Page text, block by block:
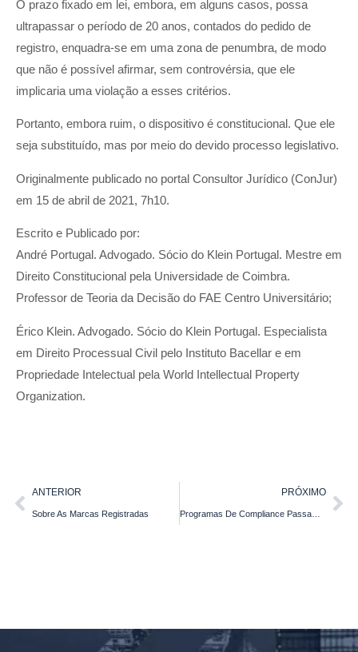
O prazo fixado em lei, embora, em alguns casos, possa
ultrapassar o período de 20 anos, contados do pedido de
registro, enquadra-se em uma zona de penumbra, de modo
que não é possível afirmar, sem controvérsia, que ele
implicaria uma violação a esses critérios.
Portanto, embora ruim, o dispositivo é constitucional. Que ele
seja substituído, mas por meio do devido processo legislativo.
Originalmente publicado no portal Consultor Jurídico (ConJur)
em 15 de abril de 2021, 7h10.
Escrito e Publicado por:
André Portugal. Advogado. Sócio do Klein Portugal. Mestre em
Direito Constitucional pela Universidade de Coimbra.
Professor de Teoria da Decisão do FAE Centro Universitário;
Érico Klein. Advogado. Sócio do Klein Portugal. Especialista
em Direito Processual Civil pelo Instituto Bacellar e em
Propriedade Intelectual pela World Intellectual Property
Organization.
ANTERIOR
Sobre As Marcas Registradas
PRÓXIMO
Programas De Compliance Passam A Ser Exigência Na Nova Lei De Licitações